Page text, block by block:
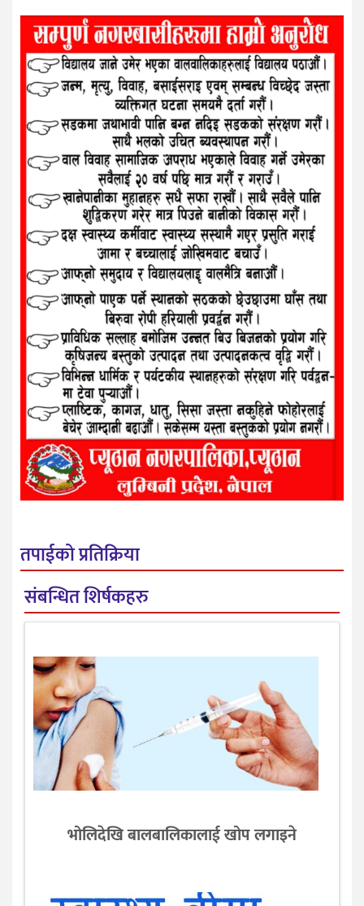
तपाईको प्रतिक्रिया
संबन्धित शिर्षकहरु
भोलिदेखि बालबालिकालाई खोप लगाइने